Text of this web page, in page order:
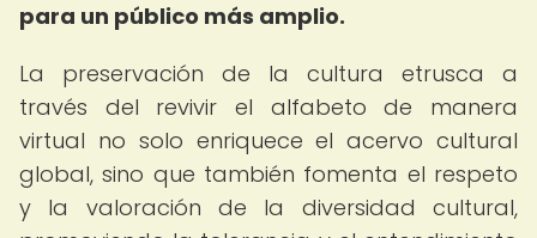
para un público más amplio.
La preservación de la cultura etrusca a
través del revivir el alfabeto de manera
virtual no solo enriquece el acervo cultural
global, sino que también fomenta el respeto
y la valoración de la diversidad cultural,